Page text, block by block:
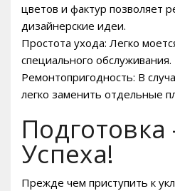
цветов и фактур позволяет
дизайнерские идеи.
Простота ухода: Легко
специального обслуживания.
Ремонтопригодность: В
легко заменить отдельные
Подготовка
Успеха!
Прежде чем приступить к